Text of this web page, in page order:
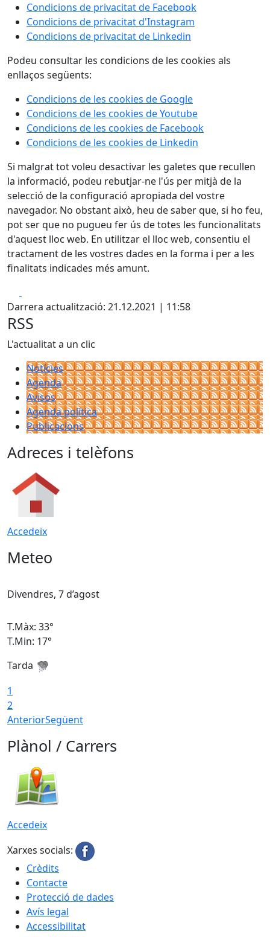
Condicions de privacitat de Facebook
Condicions de privacitat d'Instagram
Condicions de privacitat de Linkedin
Podeu consultar les condicions de les cookies als
enllaços següents:
Condicions de les cookies de Google
Condicions de les cookies de Youtube
Condicions de les cookies de Facebook
Condicions de les cookies de Linkedin
Si malgrat tot voleu desactivar les galetes que recullen
la informació, podeu rebutjar-ne l'ús per mitjà de la
selecció de la configuració apropiada del vostre
navegador. No obstant això, heu de saber que, si ho feu,
pot ser que no pugueu fer ús de totes les funcionalitats
d'aquest lloc web. En utilitzar el lloc web, consentiu el
tractament de les vostres dades en la forma i per a les
finalitats indicades més amunt.
Darrera actualització: 21.12.2021 | 11:58
RSS
L'actualitat a un clic
Notícies
Agenda
Avisos
Agenda política
Publicacions
Adreces i telèfons
Accedeix
Meteo
Divendres, 7 d’agost
T.Màx: 33°
T.Min: 17°
Tarda
1
2
AnteriorSegüent
Plànol / Carrers
Accedeix
Xarxes socials:
Crèdits
Contacte
Protecció de dades
Avís legal
Accessibilitat